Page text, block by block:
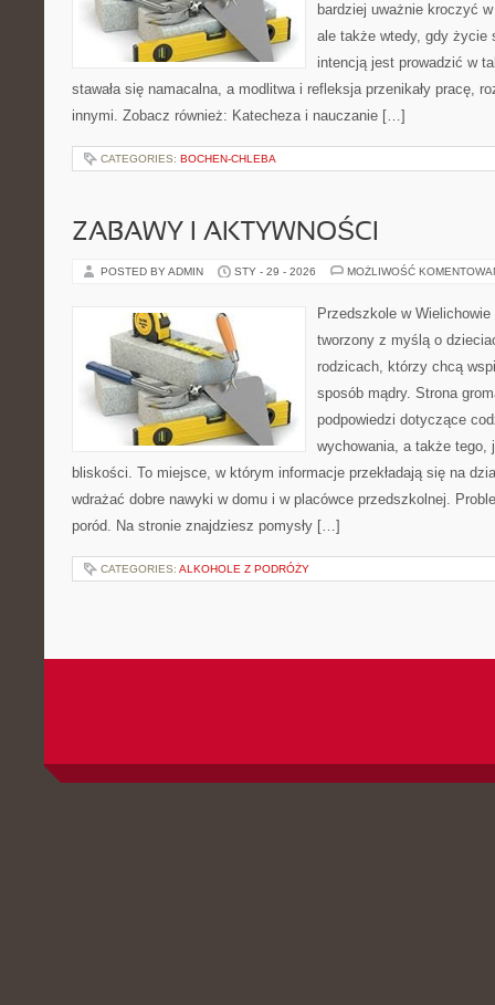
bardziej uważnie kroczyć
ale także wtedy, gdy życie
intencją jest prowadzić w
stawała się namacalna, a modlitwa i refleksja przenikały pracę,
innymi. Zobacz również: Katecheza i nauczanie […]
CATEGORIES: BOCHEN-CHLEBA
ZABAWY I AKTYWNOŚCI
POSTED BY ADMIN STY - 29 - 2026 MOŻLIWOŚĆ
Przedszkole w
tworzony z myślą o
rodzicach, którzy chcą
sposób mądry. Strona
podpowiedzi dotyczące
wychowania, a także tego,
bliskości. To miejsce, w którym informacje przekładają się na
wdrażać dobre nawyki w domu i w placówce przedszkolnej.
poród. Na stronie znajdziesz pomysły […]
CATEGORIES: ALKOHOLE Z PODRÓŻY